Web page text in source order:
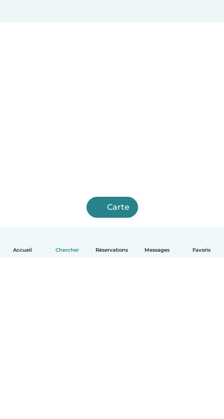
Accueil Chercher Réservations Messages Favoris
Carte